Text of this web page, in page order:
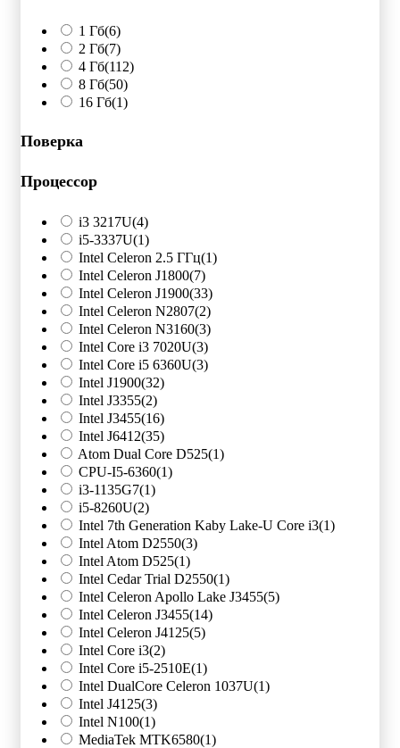
1 Гб(6)
2 Гб(7)
4 Гб(112)
8 Гб(50)
16 Гб(1)
Поверка
Процессор
i3 3217U(4)
i5-3337U(1)
Intel Celeron 2.5 ГГц(1)
Intel Celeron J1800(7)
Intel Celeron J1900(33)
Intel Celeron N2807(2)
Intel Celeron N3160(3)
Intel Core i3 7020U(3)
Intel Core i5 6360U(3)
Intel J1900(32)
Intel J3355(2)
Intel J3455(16)
Intel J6412(35)
Atom Dual Core D525(1)
CPU-I5-6360(1)
i3-1135G7(1)
i5-8260U(2)
Intel 7th Generation Kaby Lake-U Core i3(1)
Intel Atom D2550(3)
Intel Atom D525(1)
Intel Cedar Trial D2550(1)
Intel Celeron Apollo Lake J3455(5)
Intel Celeron J3455(14)
Intel Celeron J4125(5)
Intel Core i3(2)
Intel Core i5-2510E(1)
Intel DualCore Celeron 1037U(1)
Intel J4125(3)
Intel N100(1)
MediaTek MTK6580(1)